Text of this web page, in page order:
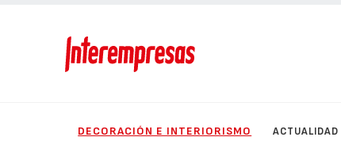
DECORACIÓN E INTERIORISMO ACTUALIDAD